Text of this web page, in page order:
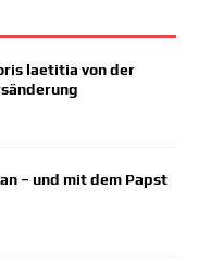
laetitia von der
– und mit dem Papst